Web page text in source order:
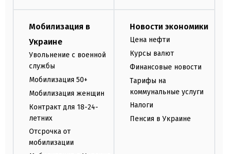
Мобилизация в
Украине
Увольнение с военной
службы
Мобилизация 50+
Мобилизация женщин
Контракт для 18-24-
летних
Отсрочка от
мобилизации
Новости экономики
Цена нефти
Курсы валют
Финансовые новости
Тарифы на
коммунальные услуги
Налоги
Пенсия в Украине